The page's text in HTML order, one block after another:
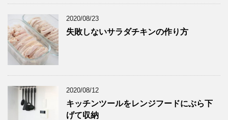
2020/08/23
失敗しないサラダチキンの作り方
2020/08/12
キッチンツールをレンジフードにぶら下
げて収納